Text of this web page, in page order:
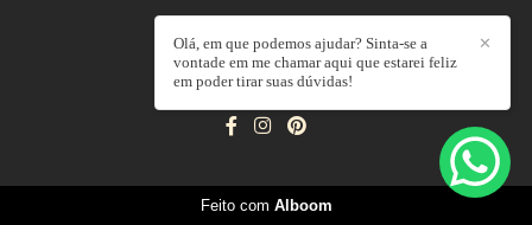
ALLAN LIMA/CONTATO
✕
Olá, em que podemos ajudar? Sinta-se a
vontade em me chamar aqui que estarei feliz
em poder tirar suas dúvidas!
Feito com Alboom